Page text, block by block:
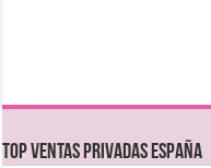
TOP VENTAS PRIVADAS ESPAÑA